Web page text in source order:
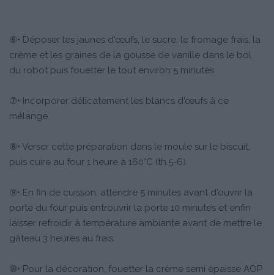
⑥• Déposer les jaunes d'œufs, le sucre, le fromage frais, la
crème et les graines de la gousse de vanille dans le bol
du robot puis fouetter le tout environ 5 minutes.
⑦• Incorporer délicatement les blancs d'œufs à ce
mélange.
⑧• Verser cette préparation dans le moule sur le biscuit,
puis cuire au four 1 heure à 160°C (th.5-6).
⑨• En fin de cuisson, attendre 5 minutes avant d'ouvrir la
porte du four puis entrouvrir la porte 10 minutes et enfin
laisser refroidir à température ambiante avant de mettre le
gâteau 3 heures au frais.
⑩• Pour la décoration, fouetter la crème semi épaisse AOP